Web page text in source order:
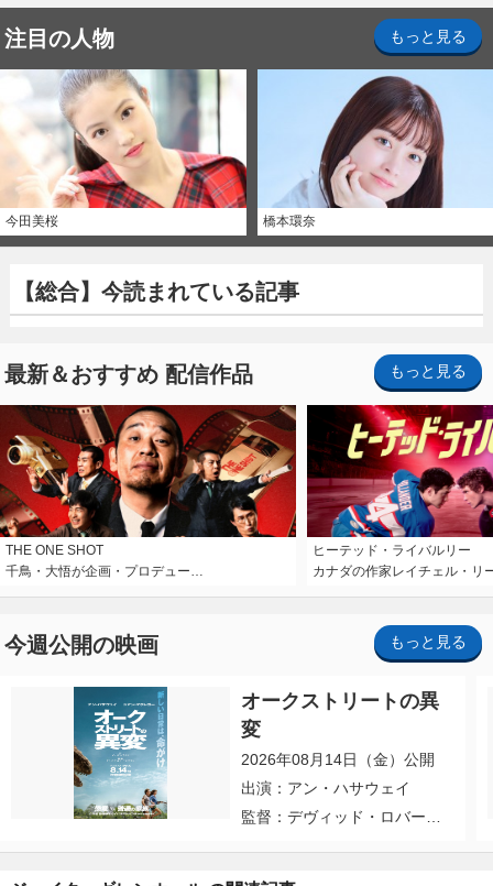
注目の人物 もっと見る
今田美桜 橋本環奈
【総合】今読まれている記事
最新＆おすすめ 配信作品 もっと見る
THE ONE SHOT
千鳥・大悟が企画・プロデュー…
ヒーテッド・ライバルリー
カナダの作家レイチェル・リ
今週公開の映画 もっと見る
オークストリートの異
変
2026年08月14日（金）公開
出演：アン・ハサウェイ
監督：デヴィッド・ロバー